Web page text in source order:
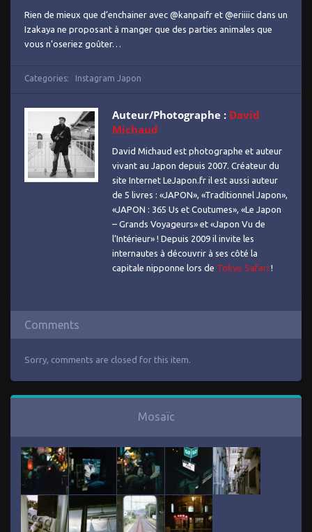
Rien de mieux que d’enchainer avec @kanpaifr et @eriiiic dans un
Izakaya ne proposant à manger que des parties animales que
vous n’oseriez goûter…
Categories: Instagram Japon
Auteur/Photographe : David
Michaud
David Michaud est photographe et auteur
vivant au Japon depuis 2007. Créateur du
site Internet LeJapon.fr il est aussi auteur
de 5 livres : «JAPON», «Traditionnel Japon»,
«JAPON : 365 Us et Coutumes», «Le Japon
– Grands Voyageurs» et «Japon Vu de
l’Intérieur» ! Depuis 2009 il invite les
internautes à découvrir à ses côté la
capitale nipponne lors de Tokyo Safari !
Comments
Sorry, comments are closed for this item.
Mosaïc